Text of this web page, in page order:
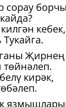
сорау
кебек,
Җирнең
төйнәлеп.
кирәк,